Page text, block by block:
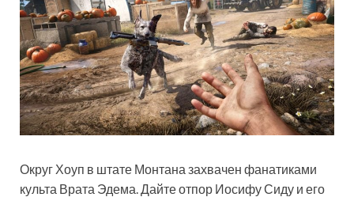
Округ Хоуп в штате Монтана захвачен фанатиками
культа Врата Эдема. Дайте отпор Иосифу Сиду и его